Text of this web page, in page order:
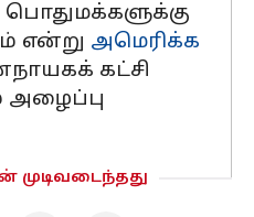
என்று அமெரிக்க
கட்சி
அழைப்பு
முடிவடைந்தது